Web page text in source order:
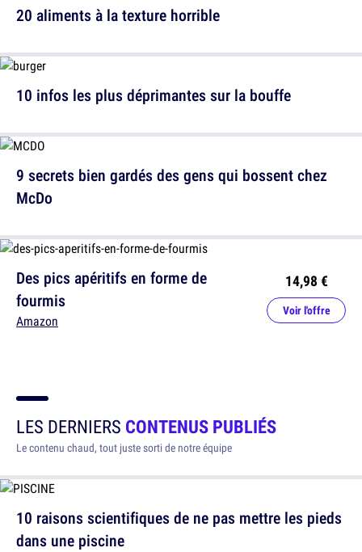
10 infos les plus déprimantes sur la bouffe
Des pics apéritifs en forme de
fourmis
Amazon
14,98 €
Voir l'offre
20 aliments à la texture horrible
9 secrets bien gardés des gens qui bossent chez
McDo
LES DERNIERS CONTENUS PUBLIÉS
Le contenu chaud, tout juste sorti de notre équipe
10 raisons scientifiques de ne pas mettre les pieds
dans une piscine